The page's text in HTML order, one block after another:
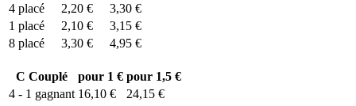
4 placé 2,20 €
3,30 €
1 placé 2,10 €
3,15 €
8 placé 3,30 € 4,95 €
C Couplé pour 1 € pour 1,5 €
4 - 1 gagnant 16,10 €
24,15 €